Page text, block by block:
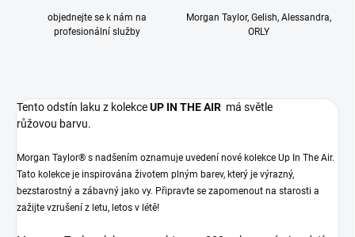
objednejte se k nám na
profesionální služby
Morgan Taylor, Gelish, Alessandra,
ORLY
Tento odstín laku z kolekceUP IN THE AIR má světle
růžovou barvu.
Morgan Taylor® s nadšením oznamuje uvedení nové kolekce Up In The Air.
Tato kolekce je inspirována životem plným barev, který je výrazný,
bezstarostný a zábavný jako vy. Připravte se zapomenout na starosti a
zažijte vzrušení z letu, letos v létě!